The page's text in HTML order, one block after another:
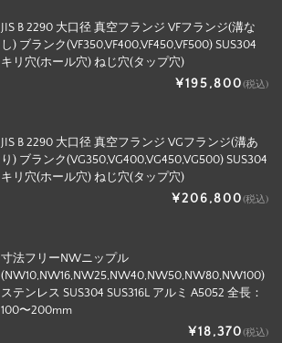
JIS B 2290 大口径 真空フランジ VFフランジ(溝な
し) ブランク(VF350,VF400,VF450,VF500) SUS304
キリ穴(ホール穴) ねじ穴(タップ穴)
¥195,800(税込)
JIS B 2290 大口径 真空フランジ VGフランジ(溝あ
り) ブランク(VG350,VG400,VG450,VG500) SUS304
キリ穴(ホール穴) ねじ穴(タップ穴)
¥206,800(税込)
寸法フリーNWニップル
(NW10,NW16,NW25,NW40,NW50,NW80,NW100)
ステンレス SUS304 SUS316L アルミ A5052 全長：
100〜200mm
¥18,370(税込)